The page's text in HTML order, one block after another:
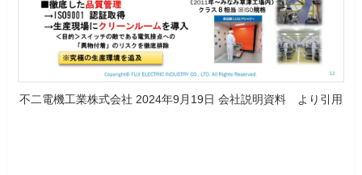
不二電機工業株式会社 2024年9月19日 会社説明資料 より引用